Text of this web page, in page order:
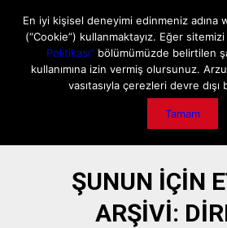
GİZLİLİK POLİTİKASI İLETİŞİM
ŞUNUN IÇIN
ARŞIVI:
En iyi kişisel deneyimi edinmeniz adına
(“Cookie”) kullanmaktayız. Eğer sitemizi
Politikası”bölümümüzde belirtilen
kullanımına izin vermiş olursunuz.
vasıtasıyla çerezleri devre dışı
Tamam